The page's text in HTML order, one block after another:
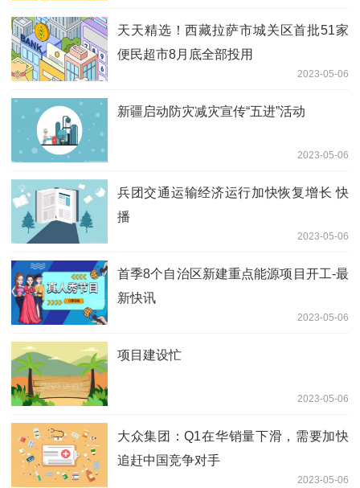
天天精选！西藏拉萨市城关区首批51家
便民超市8月底全部投用
2023-05-06
新疆启动防灾减灾宣传“五进”活动
2023-05-06
兵团交通运输经济运行加快恢复增长 快
播
2023-05-06
首季8个自治区新建重点能源项目开工-最
新快讯
2023-05-06
项目建设忙
2023-05-06
大众集团：Q1在华销量下滑，需要加快
追赶中国竞争对手
2023-05-06